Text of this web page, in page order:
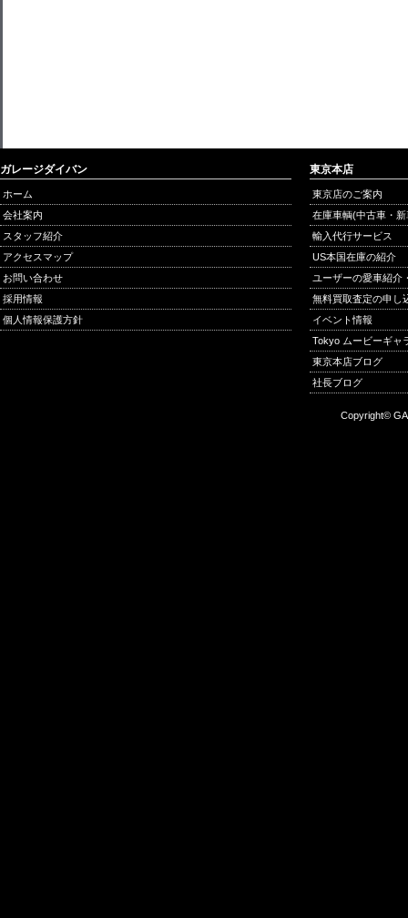
ガレージダイバン
ホーム
会社案内
スタッフ紹介
アクセスマップ
お問い合わせ
採用情報
個人情報保護方針
東京本店
東京店のご案内
在庫車輌(中古車・
輸入代行サービス
US本国在庫の紹介
ユーザーの愛車紹介
無料買取査定の申し
イベント情報
Tokyo ムービーギャ
東京本店ブログ
社長ブログ
Copyright©